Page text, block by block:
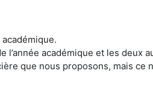
académique et les
que nous proposons, mais ce